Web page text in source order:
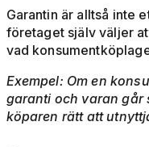
Garantin är alltså inte
företaget själv väljer
vad
Exempel: Om en
garanti och varan går
köparen rätt att